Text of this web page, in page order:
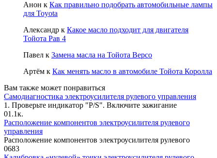
Анон к Как правильно подобрать автомобильные лампы
для Toyota
Александр к Какое масло подходит для двигателя
Тойота Рав 4
Павел к Замена масла на Тойота Версо
Артём к Как менять масло в автомобиле Тойота Королла
Вам также может понравиться
Самодиагностика электроусилителя рулевого управления
1. Проверьте индикатор "P/S". Включите зажигание
01.1к.
Расположение компонентов электроусилителя рулевого
управления
Расположение компонентов электроусилителя рулевого
0683